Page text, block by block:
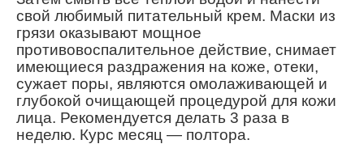
свой любимый питательный крем. Маски из
грязи оказывают мощное
противовоспалительное действие, снимает
имеющиеся раздражения на коже, отеки,
сужает поры, являются омолаживающей и
глубокой очищающей процедурой для кожи
лица. Рекомендуется делать 3 раза в
неделю. Курс месяц — полтора.